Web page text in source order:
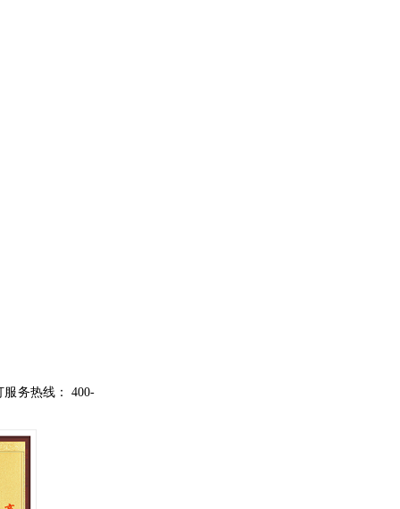
务热线：
400-